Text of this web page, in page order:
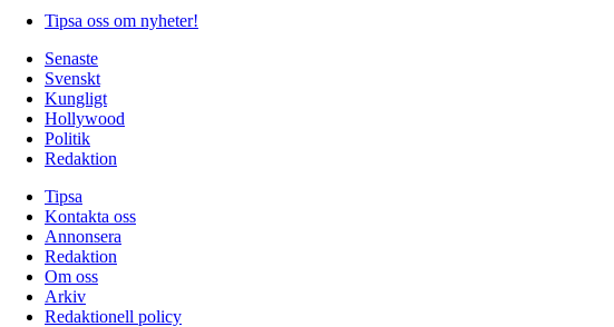
Tipsa oss om nyheter!
Senaste
Svenskt
Kungligt
Hollywood
Politik
Redaktion
Tipsa
Kontakta oss
Annonsera
Redaktion
Om oss
Arkiv
Redaktionell policy